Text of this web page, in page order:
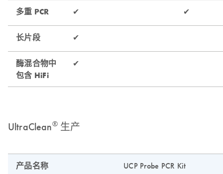
UltraClean®生产